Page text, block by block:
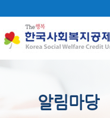
알림마당